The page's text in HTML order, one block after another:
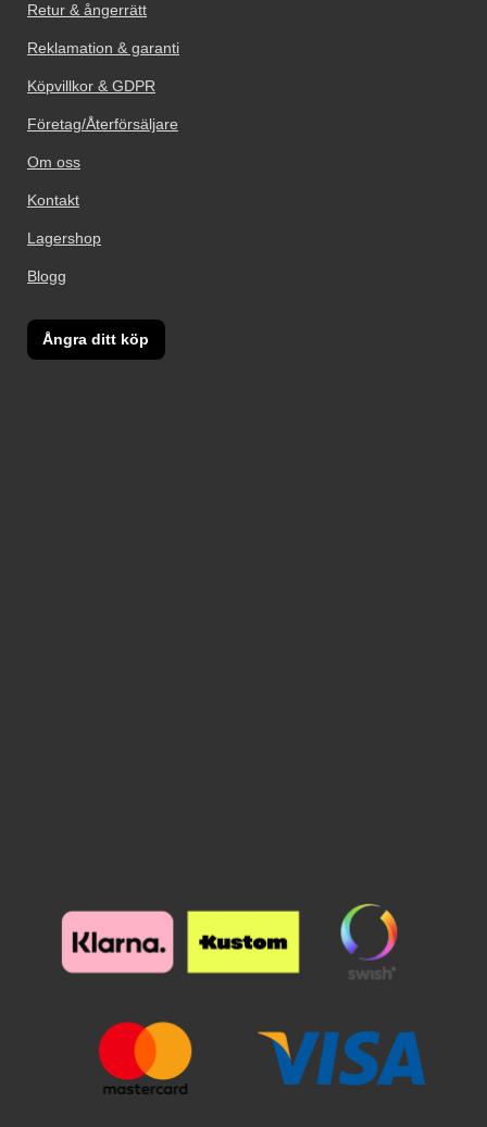
Retur & ångerrätt
Reklamation & garanti
Köpvillkor & GDPR
Företag/Återförsäljare
Om oss
Kontakt
Lagershop
Blogg
Ångra ditt köp